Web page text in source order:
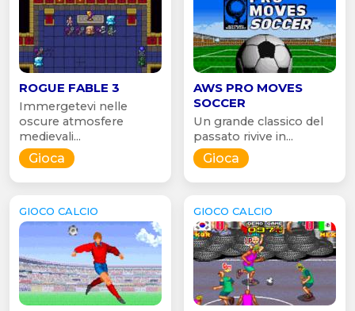
ROGUE FABLE 3
Immergetevi nelle
oscure atmosfere
medievali...
Gioca
AWS PRO MOVES
SOCCER
Un grande classico del
passato rivive in...
Gioca
GIOCO CALCIO GIOCO CALCIO